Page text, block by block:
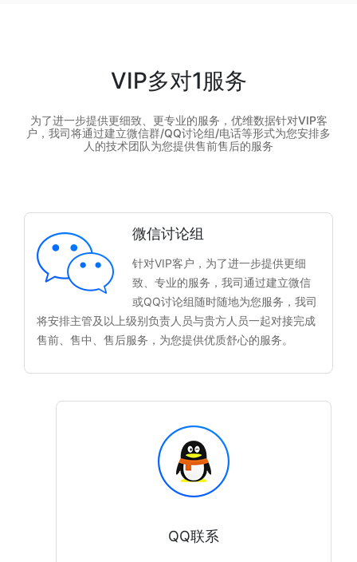
VIP多对1服务
为了进一步提供更细致、更专业的服务，优维数据针对VIP客
户，我司将通过建立微信群/QQ讨论组/电话等形式为您安排多
人的技术团队为您提供售前售后的服务
微信讨论组
针对VIP客户，为了进一步提供更细
致、专业的服务，我司通过建立微信
或QQ讨论组随时随地为您服务，我司
将安排主管及以上级别负责人员与贵方人员一起对接完成
售前、售中、售后服务，为您提供优质舒心的服务。
QQ联系